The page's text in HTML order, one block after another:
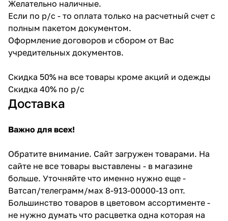
Желательно наличные.
Если по р/с - то оплата только на расчетный счет с
полным пакетом документом.
Оформление договоров и сбором от Вас
учредительных документов.
Скидка 50% на все товары кроме акций и одежды
Скидка 40% по р/с
Доставка
Важно для всех!
Обратите внимание. Сайт загружен товарами. На
сайте не все товары выставлены - в магазине
больше. Уточняйте что именно нужно еще -
Ватсап/телеграмм/мах 8-913-00000-13 опт.
Большинство товаров в цветовом ассортименте -
не нужно думать что расцветка одна которая на